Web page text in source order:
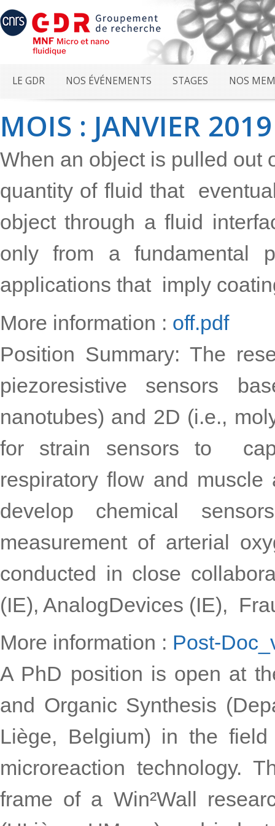
LE GDR NOS ÉVÉNEMENTS STAGES NOS
MOIS : JANVIER 2019
When an object is pulled out
quantity of fluid that
object through a fluid
only from a fundamental
applications that imply
More information : off.pdf
Position Summary: The
piezoresistive sensors
nanotubes) and 2D (i.e.,
for strain sensors to
respiratory flow and
develop chemical
measurement of arterial
conducted in close
(IE), AnalogDevices (IE),
More information : Post-
A PhD position is open at
and Organic Synthesis
Liège, Belgium) in the
microreaction technology.
frame of a Win²Wall